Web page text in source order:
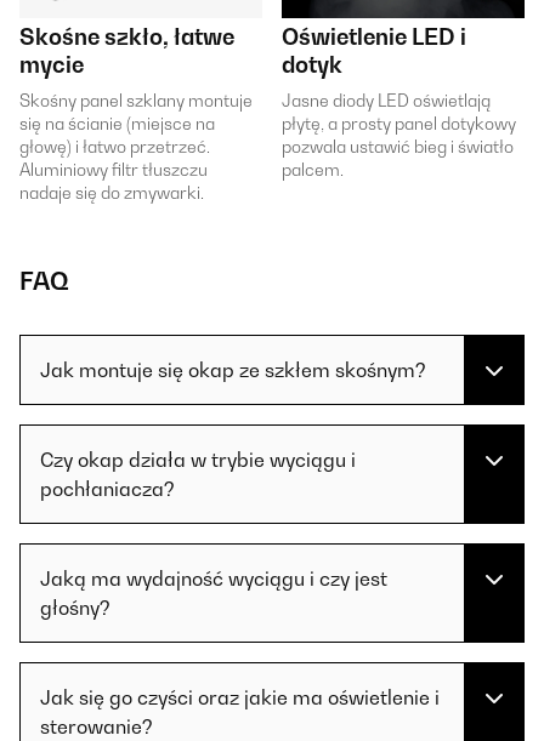
Skośne szkło, łatwe
mycie
Skośny panel szklany montuje
się na ścianie (miejsce na
głowę) i łatwo przetrzeć.
Aluminiowy filtr tłuszczu
nadaje się do zmywarki.
Oświetlenie LED i
dotyk
Jasne diody LED oświetlają
płytę, a prosty panel dotykowy
pozwala ustawić bieg i światło
palcem.
FAQ
Jak montuje się okap ze szkłem skośnym?
Czy okap działa w trybie wyciągu i
pochłaniacza?
Jaką ma wydajność wyciągu i czy jest
głośny?
Jak się go czyści oraz jakie ma oświetlenie i
sterowanie?